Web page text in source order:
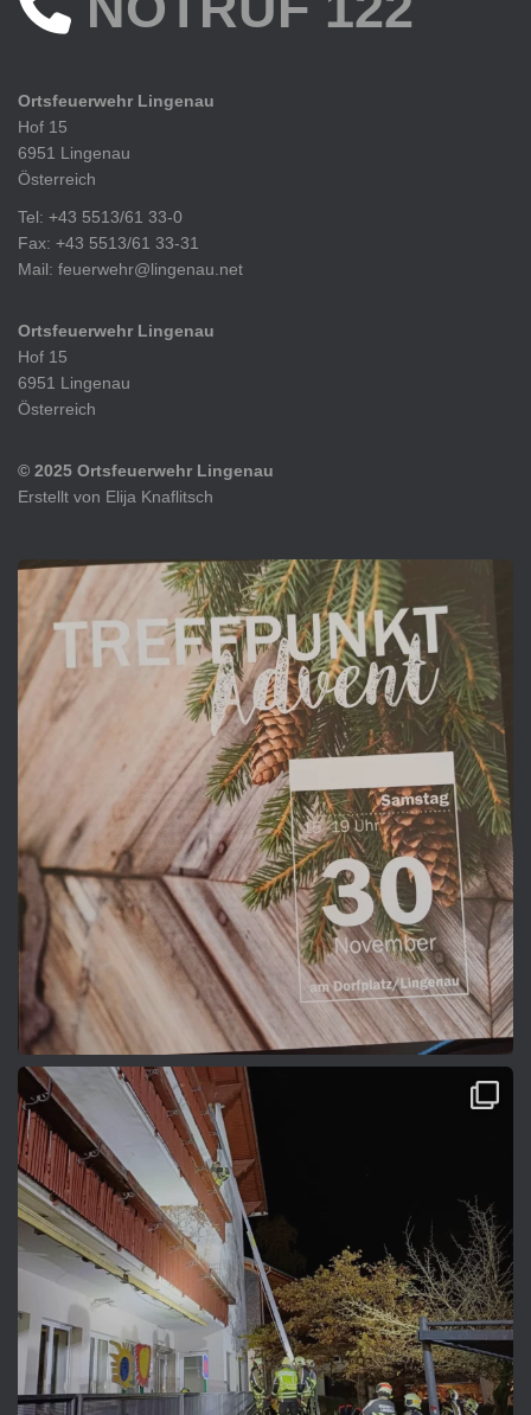
Ortsfeuerwehr Lingenau
Hof 15
6951 Lingenau
Österreich
Tel: +43 5513/61 33-0
Fax: +43 5513/61 33-31
Mail: feuerwehr@lingenau.net
Ortsfeuerwehr Lingenau
Hof 15
6951 Lingenau
Österreich
© 2025 Ortsfeuerwehr Lingenau
Erstellt von Elija Knaflitsch